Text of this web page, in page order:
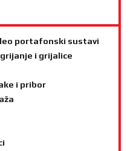
portafonski sustavi
i grijalice
i pribor